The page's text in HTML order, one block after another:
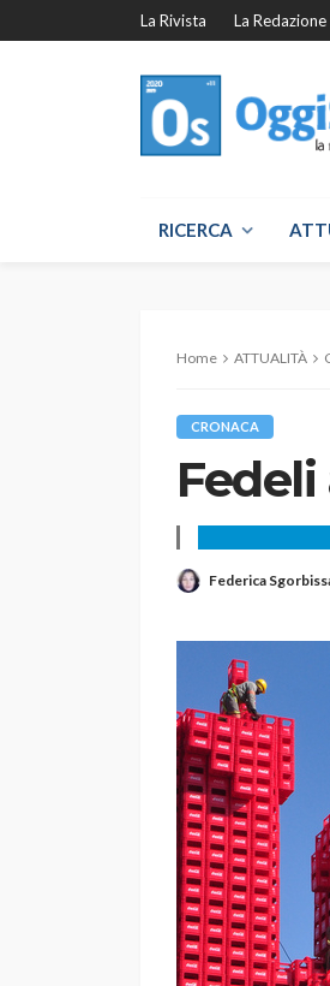
La Rivista La Redazione
RICERCA
Home ATTUALITÀ
CRONACA
Federica